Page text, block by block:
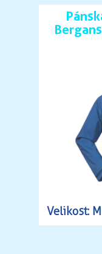
Velikost: M